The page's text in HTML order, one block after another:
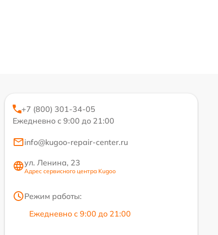
+7 (800) 301-34-05
Ежедневно с 9:00 до 21:00
info@kugoo-repair-center.ru
ул. Ленина, 23
Адрес сервисного центра Kugoo
Режим работы:
Ежедневно с 9:00 до 21:00